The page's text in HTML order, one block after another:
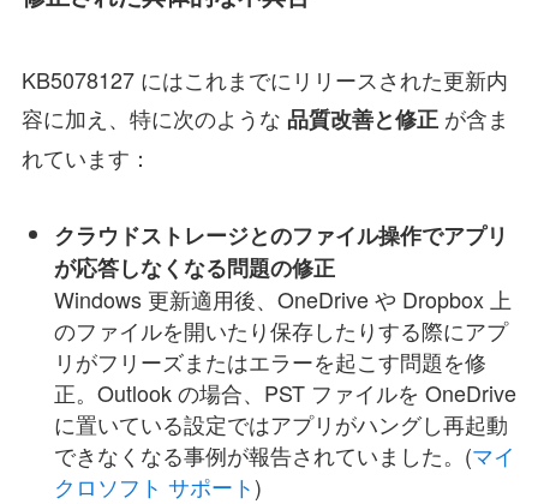
KB5078127 にはこれまでにリリースされた更新内
容に加え、特に次のような 品質改善と修正が含ま
れています：
クラウドストレージとのファイル操作でアプリ
が応答しなくなる問題の修正
Windows 更新適用後、OneDrive や Dropbox 上
のファイルを開いたり保存したりする際にアプ
リがフリーズまたはエラーを起こす問題を修
正。Outlook の場合、PST ファイルを OneDrive
に置いている設定ではアプリがハングし再起動
できなくなる事例が報告されていました。(マイ
クロソフト サポート)